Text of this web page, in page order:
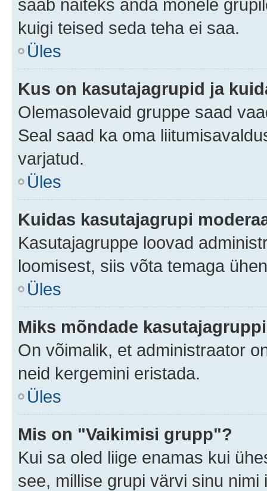
saab näiteks anda mõnele
kuigi teised seda teha ei saa.
Üles
Kus on kasutajagrupid ja
Olemasolevaid gruppe saad
Seal saad ka oma
varjatud.
Üles
Kuidas kasutajagrupi
Kasutajagruppe loovad
loomisest, siis võta temaga
Üles
Miks mõndade
On võimalik, et administraator
neid kergemini eristada.
Üles
Mis on "Vaikimisi grupp"?
Kui sa oled liige enamas kui
see, millise grupi värvi sinu